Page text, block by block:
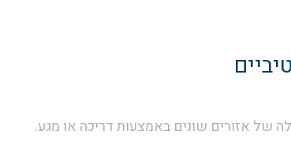
אזורים שונים באמצעות דריכה או מגע.